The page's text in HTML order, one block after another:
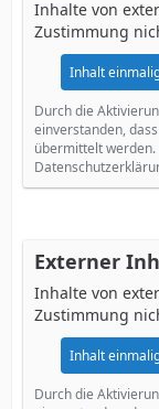
Inhalte von
Zustimmung
Inhalt
Durch die
einverstanden,
übermittelt
Externer
Inhalte von
Zustimmung
Inhalt
Durch die